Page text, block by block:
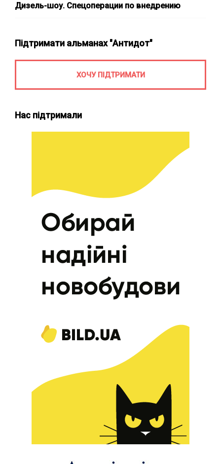
Дизель-шоу. Спецоперации по внедрению
Підтримати альманах "Антидот"
ХОЧУ ПІДТРИМАТИ
Нас підтримали